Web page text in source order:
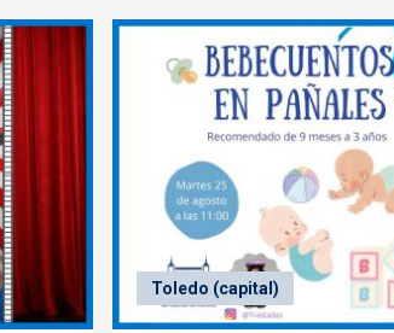
Toledo (capital)